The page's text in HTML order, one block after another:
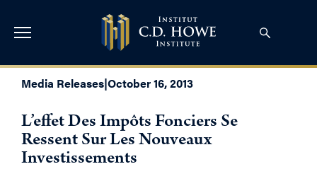
Media Releases|October 16, 2013
L’effet Des Impôts Fonciers Se
Ressent Sur Les Nouveaux
Investissements